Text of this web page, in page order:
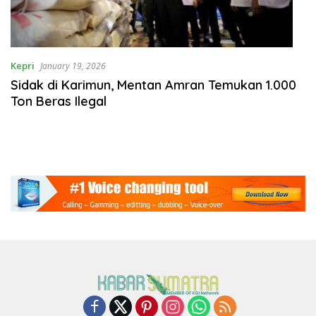
Kepri January 19, 2026
Sidak di Karimun, Mentan Amran Temukan 1.000
Ton Beras Ilegal